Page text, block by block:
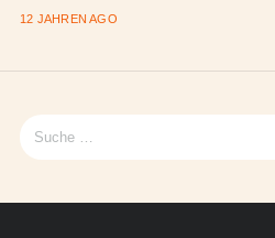
12 JAHREN AGO
Suche
nach: